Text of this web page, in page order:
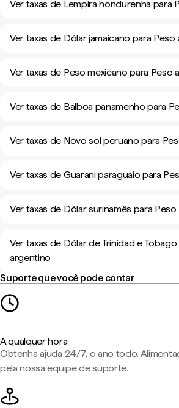
Ver taxas de Lempira hondurenha para
Ver taxas de Dólar jamaicano para
Ver taxas de Peso mexicano para Peso
Ver taxas de Balboa panamenho para
Ver taxas de Novo sol peruano para
Ver taxas de Guarani paraguaio para
Ver taxas de Dólar surinamês para
Ver taxas de Dólar de Trinidad e
argentino
Suporte que você pode contar
A qualquer hora
Obtenha ajuda 24/7, o ano todo.
pela nossa equipe de suporte.